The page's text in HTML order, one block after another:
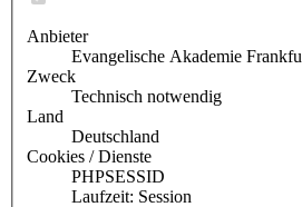
Anbieter
Evangelische Akademie
Zweck
Technisch notwendig
Land
Deutschland
Cookies / Dienste
PHPSESSID
Laufzeit: Session